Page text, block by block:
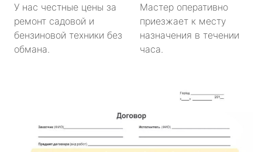
У нас честные цены за
ремонт садовой и
бензиновой техники без
обмана.
Мастер оперативно
приезжает к месту
назначения в течении
часа.